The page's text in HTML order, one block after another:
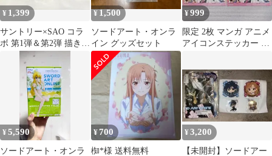
¥ 1,399
サントリー×SAO コラ
ボ 第1弾＆第2弾 描き下
ろし A5ノート 4種セッ
¥1,500
ソードアート・オンラ
イン グッズセット
¥999
限定 2枚 マンガ アニメ
アイコンステッカー 非
¥5,590
ソードアート・オンラ
¥700
椥*様 送料無料
¥3,200
【未開封】ソードアー